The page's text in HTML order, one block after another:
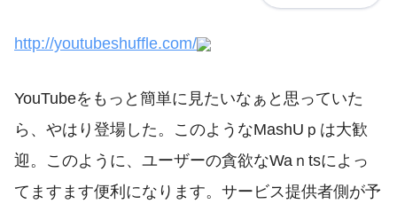
http://youtubeshuffle.com/
YouTubeをもっと簡単に見たいなぁと思っていた
ら、やはり登場した。このようなMashUｐは大歓
迎。このように、ユーザーの貪欲なWaｎtsによっ
てますます便利になります。サービス提供者側が予